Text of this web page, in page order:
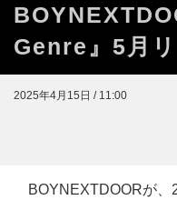
Genre』5月
2025年4月15日 / 11:00
BOYNEXTDOORが、